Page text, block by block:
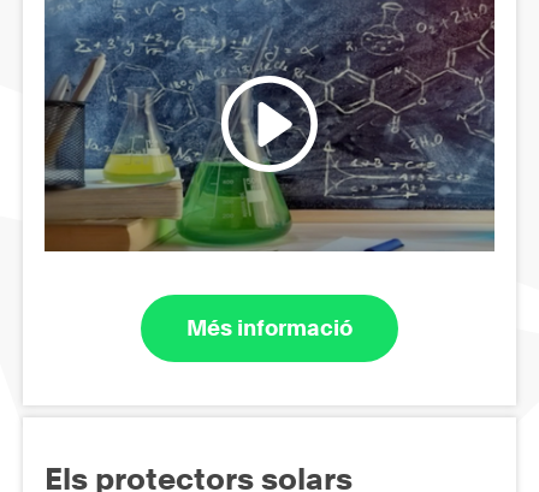
Més informació
Els protectors solars